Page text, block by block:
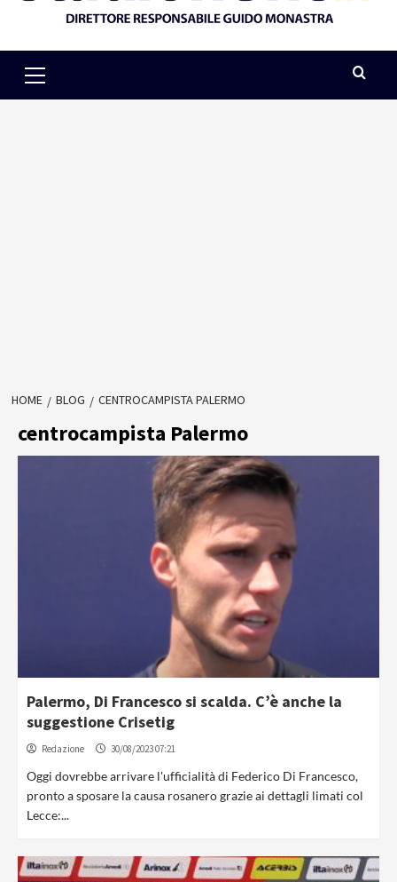
Menu
HOME BLOG CENTROCAMPISTA PALERMO
centrocampista Palermo
Palermo, Di Francesco si scalda. C’è anche la
suggestione Crisetig
Redazione 30/08/2023 07:21
Oggi dovrebbe arrivare l'ufficialità di Federico Di Francesco,
pronto a sposare la causa rosanero grazie ai dettagli limati col
Lecce:...